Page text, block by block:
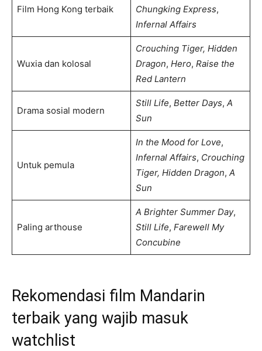
Film Hong Kong terbaik Chungking Express,
Infernal Affairs
Wuxia dan kolosal
Crouching Tiger, Hidden
Dragon, Hero, Raise the
Red Lantern
Drama sosial modern
Still Life, Better Days, A
Sun
Untuk pemula
In the Mood for Love,
Infernal Affairs, Crouching
Tiger, Hidden Dragon, A
Sun
Paling arthouse
A Brighter Summer Day,
Still Life, Farewell My
Concubine
Rekomendasi film Mandarin
terbaik yang wajib masuk
watchlist